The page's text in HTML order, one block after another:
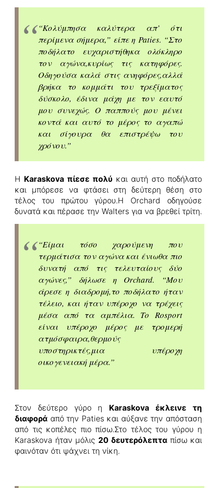
“Κολύμπησα καλύτερα απ’ ότι
περίμενα σήμερα,” είπε η Paties. “Στο
ποδήλατο ευχαριστήθηκα ολόκληρο
τον αγώνα,κυρίως τις κατηφόρες.
Οδηγούσα καλά στις ανηφόρες,αλλά
βρήκα το κομμάτι του τρεξίματος
δύσκολο, έδινα μάχη με τον εαυτό
μου συνεχώς. Ο παππούς μου μένει
κοντά και αυτό το μέρος το αγαπώ
και σίγουρα θα επιστρέψω του
χρόνου.”
Η Karaskova πίεσε πολύ και αυτή στο ποδήλατο
και μπόρεσε να φτάσει στη δεύτερη θέση στο
τέλος του πρώτου γύρου.Η Orchard οδηγούσε
δυνατά και πέρασε την Walters για να βρεθεί τρίτη.
“Είμαι τόσο χαρούμενη που
τερμάτισα τον αγώνα και ένιωθα πιο
δυνατή από τις τελευταίους δύο
αγώνες,” δήλωσε η Orchard. “Μου
άρεσε η διαδρομή,το ποδήλατο ήταν
τέλειο, και ήταν υπέροχο να τρέχεις
μέσα από τα αμπέλια. Το Rosport
είναι υπέροχο μέρος με τρομερή
ατμόσφαιρα,θερμούς
υποστηρικτές,μια υπέροχη
οικογενειακή μέρα.”
Στον δεύτερο γύρο η Karaskova έκλεινε τη
διαφορά από την Paties και αύξανε την απόσταση
από τις κοπέλες πιο πίσω.Στο τέλος του γύρου η
Karaskova ήταν μόλις 20 δευτερόλεπταπίσω και
φαινόταν ότι ψάχνει τη νίκη.